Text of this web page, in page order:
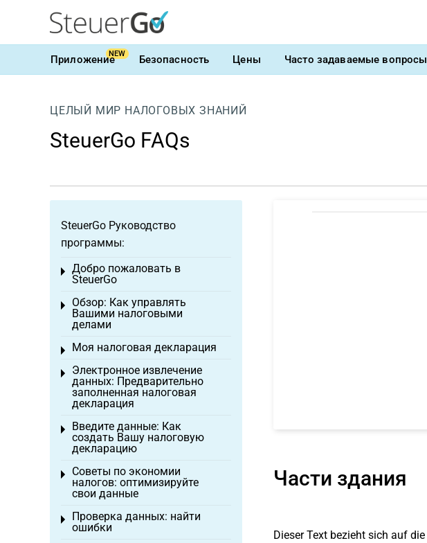
ПриложениеNEW Безопасность Цены Часто задаваемые вопросы
ЦЕЛЫЙ МИР НАЛОГОВЫХ ЗНАНИЙ
SteuerGo FAQs
Части здания
Dieser Text bezieht sich auf die
SteuerGo Руководство
программы:
Добро пожаловать в
SteuerGo
Toggle menu
Обзор: Как управлять
Вашими налоговыми
делами
Toggle menu
Моя налоговая декларация
Toggle menu
Электронное извлечение
данных: Предварительно
заполненная налоговая
декларация
Toggle menu
Введите данные: Как
создать Вашу налоговую
декларацию
Toggle menu
Советы по экономии
налогов: оптимизируйте
свои данные
Toggle menu
Проверка данных: найти
ошибки
Toggle menu